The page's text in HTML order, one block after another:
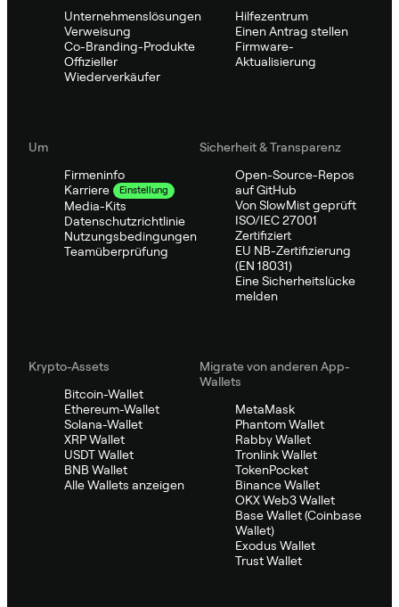
Unternehmenslösungen
Verweisung
Co-Branding-Produkte
Offizieller
Wiederverkäufer
Hilfezentrum
Einen Antrag stellen
Firmware-
Aktualisierung
Um
Firmeninfo
Karriere
Einstellung
Media-Kits
Datenschutzrichtlinie
Nutzungsbedingungen
Teamüberprüfung
Sicherheit & Transparenz
Open-Source-Repos
auf GitHub
Von SlowMist geprüft
ISO/IEC 27001
Zertifiziert
EU NB-Zertifizierung
(EN 18031)
Eine Sicherheitslücke
melden
Krypto-Assets
Bitcoin-Wallet
Ethereum-Wallet
Solana-Wallet
XRP Wallet
USDT Wallet
BNB Wallet
Alle Wallets anzeigen
Migrate von anderen App-
Wallets
MetaMask
Phantom Wallet
Rabby Wallet
Tronlink Wallet
TokenPocket
Binance Wallet
OKX Web3 Wallet
Base Wallet (Coinbase
Wallet)
Exodus Wallet
Trust Wallet